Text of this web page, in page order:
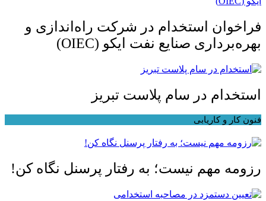
فراخوان استخدام در شرکت راه‌اندازی و
بهره‌برداری صنایع نفت ایکو (OIEC)
استخدام در سام پلاست تبریز
فنون کار و کاریابی
رزومه مهم نیست؛ به رفتار پرسنل نگاه کن!